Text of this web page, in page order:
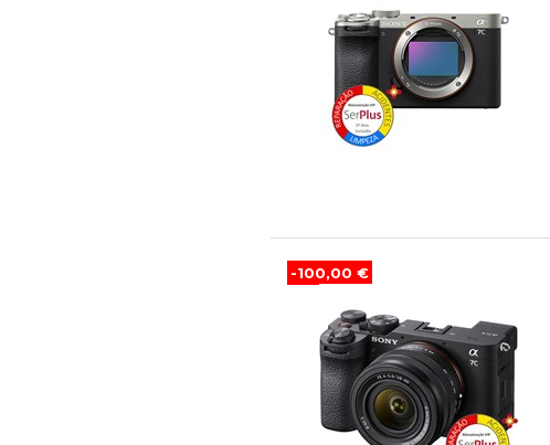
-100,00 €